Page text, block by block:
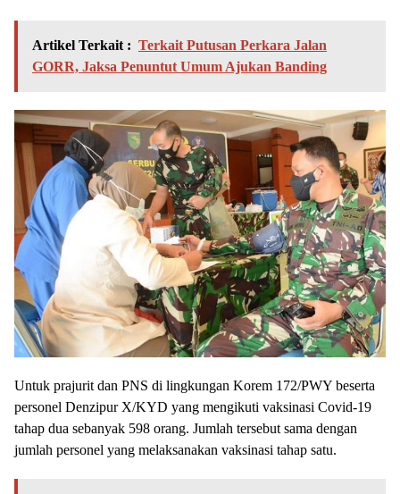
Artikel Terkait : Terkait Putusan Perkara Jalan
GORR, Jaksa Penuntut Umum Ajukan Banding
Untuk prajurit dan PNS di lingkungan Korem 172/PWY beserta
personel Denzipur X/KYD yang mengikuti vaksinasi Covid-19
tahap dua sebanyak 598 orang. Jumlah tersebut sama dengan
jumlah personel yang melaksanakan vaksinasi tahap satu.